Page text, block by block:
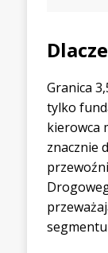
Granica
tylko
kierowca
znacznie
segmentu